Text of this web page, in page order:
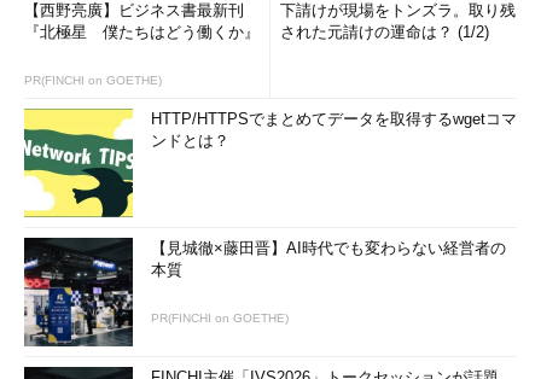
【西野亮廣】ビジネス書最新刊
『北極星 僕たちはどう働くか』
PR(FINCHI on GOETHE)
下請けが現場をトンズラ。取り残
された元請けの運命は？ (1/2)
HTTP/HTTPSでまとめてデータを取得するwgetコマ
ンドとは？
【見城徹×藤田晋】AI時代でも変わらない経営者の
本質
PR(FINCHI on GOETHE)